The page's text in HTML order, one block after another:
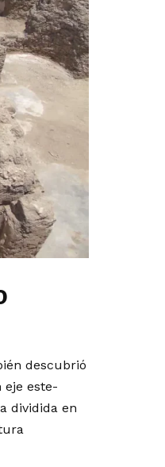
descubrió
eje este-
dividida en